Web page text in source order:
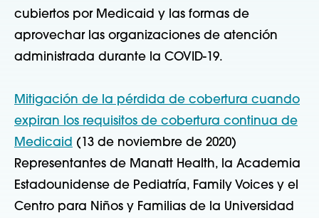
cubiertos por Medicaid y las formas de
aprovechar las organizaciones de atención
administrada durante la COVID-19.
Mitigación de la pérdida de cobertura cuando
expiran los requisitos de cobertura continua de
Medicaid (13 de noviembre de 2020)
Representantes de Manatt Health, la Academia
Estadounidense de Pediatría, Family Voices y el
Centro para Niños y Familias de la Universidad